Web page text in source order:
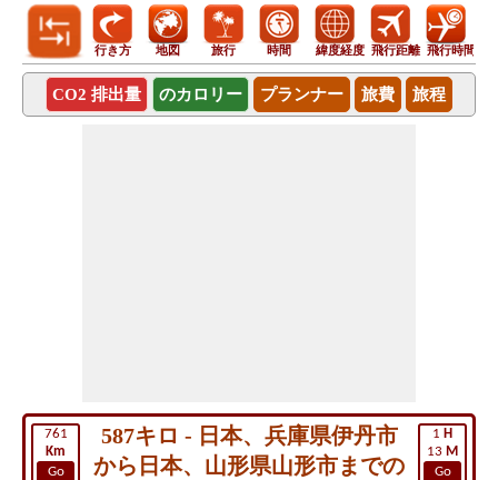
行き方 地図 旅行 時間 緯度経度 飛行距離 飛行時間
CO2 排出量 のカロリー プランナー 旅費 旅程
761
Km
Go
1 H
13 M
Go
587キロ - 日本、兵庫県伊丹市
から日本、山形県山形市までの